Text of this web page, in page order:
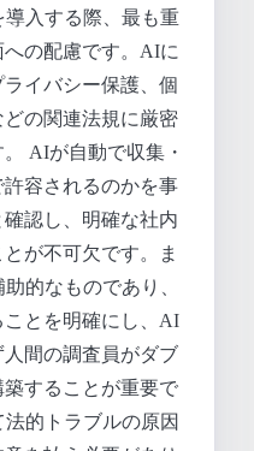
入する際、最も重
の配慮です。AIに
イバシー保護、個
の関連法規に厳密
AIが自動で収集・
容されるのかを事
認し、明確な社内
が不可欠です。ま
的なものであり、
とを明確にし、AI
間の調査員がダブ
することが重要で
的トラブルの原因